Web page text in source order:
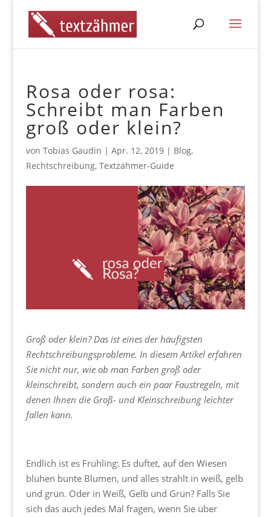
Rosa oder rosa:
Schreibt man Farben
groß oder klein?
von Tobias Gaudin | Apr. 12, 2019| Blog,
Rechtschreibung, Textzähmer-Guide
Groß oder klein? Das ist eines der häufigsten
Rechtschreibungsprobleme. In diesem Artikel erfahren
Sie nicht nur, wie ob man Farben groß oder
kleinschreibt, sondern auch ein paar Faustregeln, mit
denen Ihnen die Groß- und Kleinschreibung leichter
fallen kann.
Endlich ist es Frühling: Es duftet, auf den Wiesen
blühen bunte Blumen, und alles strahlt in weiß, gelb
und grün. Oder in Weiß, Gelb und Grün? Falls Sie
sich das auch jedes Mal fragen, wenn Sie über